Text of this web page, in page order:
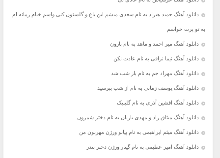
دانلود آهنگ حمید هیراد به نام سعدی میشم این باغ و گلستون کنی واسم خیام زمانه ام
به تو پرت حواسم
دانلود آهنگ میر احمد و ماهد به نام بارون
دانلود آهنگ نیما نراقی به نام عادت نکن
دانلود آهنگ مهراد جم به نام باز شب شد
دانلود آهنگ یوسف زمانی به نام از شب بپرسید
دانلود آهنگ افشین آذری به نام گلینیک
دانلود آهنگ میثاق راد و مهدی یاریان به نام دختر شمرون
دانلود آهنگ میثم ابراهیمی به نام پیانو ورژن مهربون من
دانلود آهنگ امیر عظیمی به نام گیتار ورژن دختر بندر